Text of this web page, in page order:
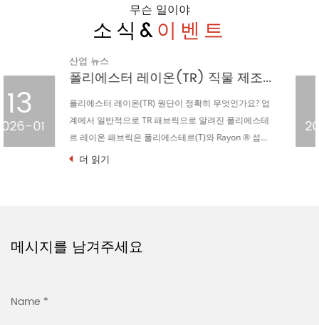
무슨 일이야
소식&이벤트
23
2024-09
니트 자카드 물떼새 격자 직물의 성형 및 스텐트 공정
섬유 산업의 광활한 별하늘 속에서 니트 자카드 물떼새
격자 직물은 독특한 패턴 디자인, 절묘한 장인 정신, 우
수한 품질 특성으로 빛나는 별이 되었습니다. 그러나 이
메시지를 남겨주세요
Name *